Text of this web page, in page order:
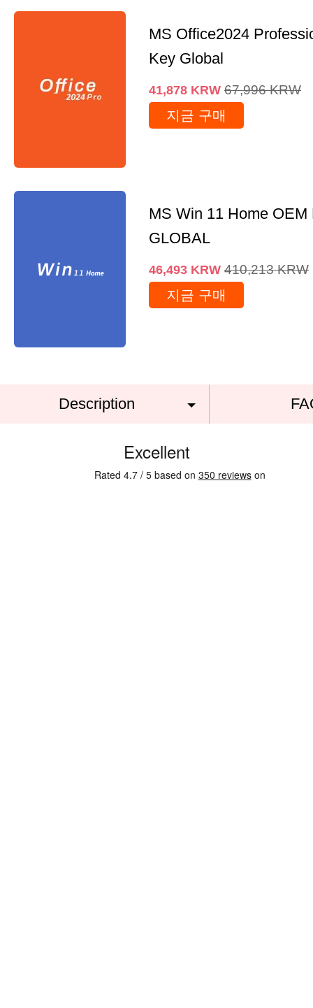
MS Office2024
Key Global
41,878 KRW 67,996 KRW
지금 구매
MS Win 11 Home OEM
GLOBAL
46,493 KRW 410,213 KRW
지금 구매
Description